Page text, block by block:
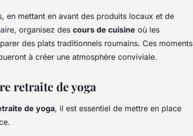
en mettant en avant des produits locaux et de
organisez des cours de cuisine où les
des plats traditionnels roumains. Ces moments
à créer une atmosphère conviviale.
retraite de yoga
de yoga, il est essentiel de mettre en place